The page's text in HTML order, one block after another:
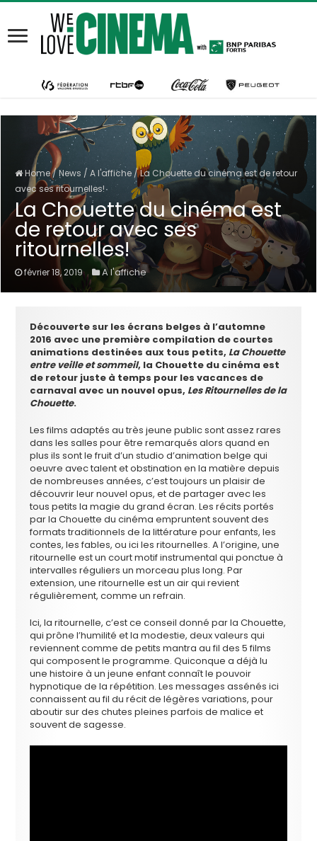
Home/ News /A l'affiche /La Chouette du cinéma est de retour
avec ses ritournelles!
La Chouette du cinéma est
de retour avec ses
ritournelles!
février 18, 2019 A l'affiche
Découverte sur les écrans belges à l’automne
2016 avec une première compilation de courtes
animations destinées aux tous petits, La Chouette
entre veille et sommeil, la Chouette du cinéma est
de retour juste à temps pour les vacances de
carnaval avec un nouvel opus, Les Ritournelles de la
Chouette.
Les films adaptés au très jeune public sont assez rares
dans les salles pour être remarqués alors quand en
plus ils sont le fruit d’un studio d’animation belge qui
oeuvre avec talent et obstination en la matière depuis
de nombreuses années, c’est toujours un plaisir de
découvrir leur nouvel opus, et de partager avec les
tous petits la magie du grand écran. Les récits portés
par la Chouette du cinéma empruntent souvent des
formats traditionnels de la littérature pour enfants, les
contes, les fables, ou ici les ritournelles. A l’origine, une
ritournelle est un court motif instrumental qui ponctue à
intervalles réguliers un morceau plus long. Par
extension, une ritournelle est un air qui revient
régulièrement, comme un refrain.
Ici, la ritournelle, c’est ce conseil donné par la Chouette,
qui prône l’humilité et la modestie, deux valeurs qui
reviennent comme de petits mantra au fil des 5 films
qui composent le programme. Quiconque a déjà lu
une histoire à un jeune enfant connaît le pouvoir
hypnotique de la répétition. Les messages assénés ici
connaissent au fil du récit de légères variations, pour
aboutir sur des chutes pleines parfois de malice et
souvent de sagesse.